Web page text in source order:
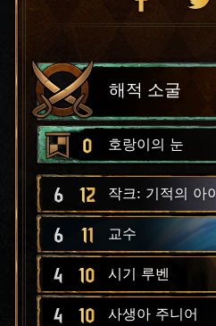
해적 소굴
0 호랑이의 눈
6 12 작크: 기적의 아이
6 11 교수
4 10 시기 루벤
4 10 사생아 주니어